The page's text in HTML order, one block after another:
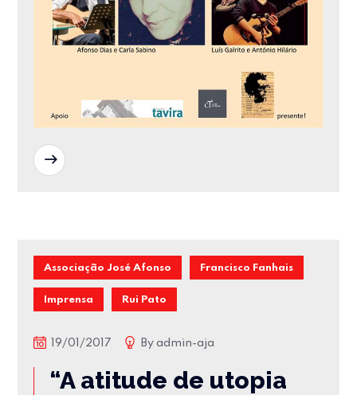
Associação José Afonso Francisco Fanhais
Imprensa Rui Pato
19/01/2017 Byadmin-aja
“A atitude de utopia